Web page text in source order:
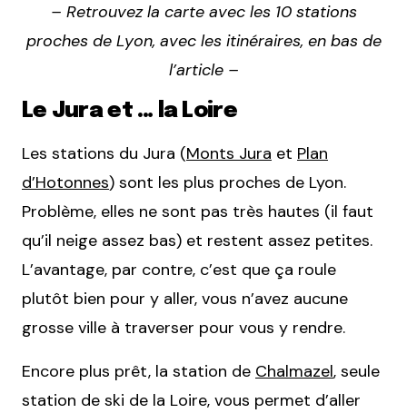
– Retrouvez la carte avec les 10 stations
proches de Lyon, avec les itinéraires, en bas de
l’article –
Le Jura et … la Loire
Les stations du Jura (Monts Jura et Plan
d’Hotonnes) sont les plus proches de Lyon.
Problème, elles ne sont pas très hautes (il faut
qu’il neige assez bas) et restent assez petites.
L’avantage, par contre, c’est que ça roule
plutôt bien pour y aller, vous n’avez aucune
grosse ville à traverser pour vous y rendre.
Encore plus prêt, la station de Chalmazel, seule
station de ski de la Loire, vous permet d’aller